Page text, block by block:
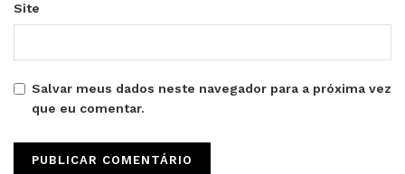
Site
Salvar meus dados neste navegador para a próxima vez
que eu comentar.